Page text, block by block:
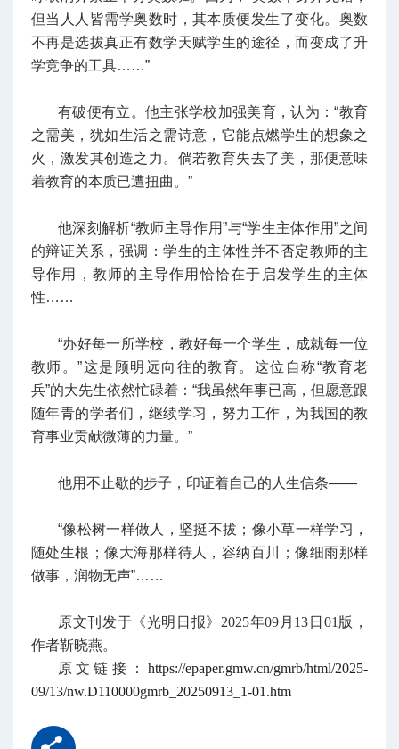
但当人人皆需学奥数时，其本质便发生了变化。奥数
不再是选拔真正有数学天赋学生的途径，而变成了升
学竞争的工具……”
有破便有立。他主张学校加强美育，认为：“教育
之需美，犹如生活之需诗意，它能点燃学生的想象之
火，激发其创造之力。倘若教育失去了美，那便意味
着教育的本质已遭扭曲。”
他深刻解析“教师主导作用”与“学生主体作用”之间
的辩证关系，强调：学生的主体性并不否定教师的主
导作用，教师的主导作用恰恰在于启发学生的主体
性……
“办好每一所学校，教好每一个学生，成就每一位
教师。”这是顾明远向往的教育。这位自称“教育老
兵”的大先生依然忙碌着：“我虽然年事已高，但愿意跟
随年青的学者们，继续学习，努力工作，为我国的教
育事业贡献微薄的力量。”
他用不止歇的步子，印证着自己的人生信条——
“像松树一样做人，坚挺不拔；像小草一样学习，
随处生根；像大海那样待人，容纳百川；像细雨那样
做事，润物无声”……
原文刊发于《光明日报》2025年09月13日01版，
作者靳晓燕。
原文链接： https://epaper.gmw.cn/gmrb/html/2025-
09/13/nw.D110000gmrb_20250913_1-01.htm